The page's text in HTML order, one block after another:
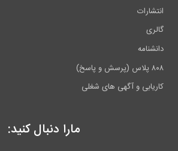
انتشارات
گالری
دانشنامه
۸۰۸ پلاس (پرسش و پاسخ)
کاریابی و آگهی های شغلی
مارا دنبال کنید: